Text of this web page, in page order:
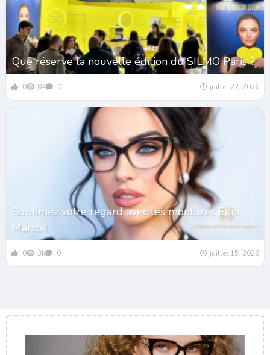
Que réserve la nouvelle édition du SILMO Paris ?
0 84 0 juillet 22, 2026
Sublimez votre regard avec les montures Enni
Marco !
0 3k 0 juillet 15, 2026